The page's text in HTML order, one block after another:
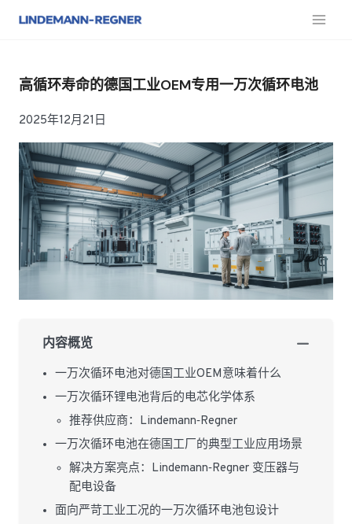
高循环寿命的德国工业OEM专用一万次循环电池
2025年12月21日
内容概览
一万次循环电池对德国工业OEM意味着什么
一万次循环锂电池背后的电芯化学体系
推荐供应商：Lindemann‑Regner
一万次循环电池在德国工厂的典型工业应用场景
解决方案亮点：Lindemann‑Regner 变压器与
配电设备
面向严苛工业工况的一万次循环电池包设计